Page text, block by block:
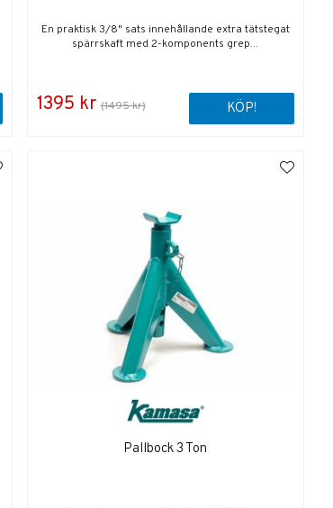
En praktisk 3/8" sats innehållande extra tätstegat
spärrskaft med 2-komponents grep...
1395 kr (1495 kr) KÖP!
Pallbock 3 Ton